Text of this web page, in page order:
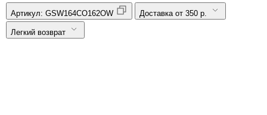
Артикул: GSW164CO162OW Доставка от 350 р.
Легкий возврат